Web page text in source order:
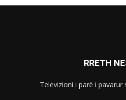
RRETH
Televizioni i parë i pavarur